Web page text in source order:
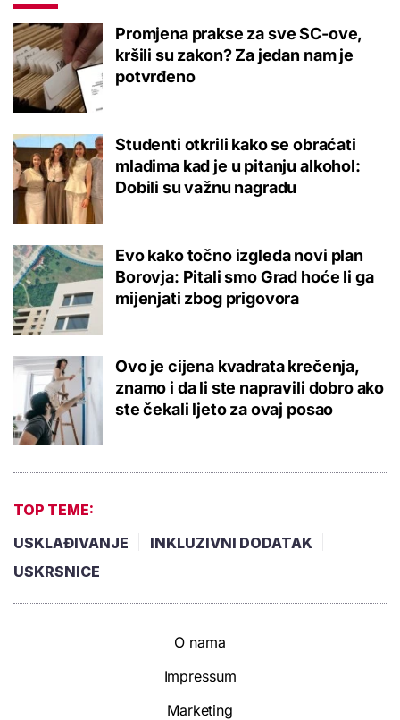
Promjena prakse za sve SC-ove,
kršili su zakon? Za jedan nam je
potvrđeno
Studenti otkrili kako se obraćati
mladima kad je u pitanju alkohol:
Dobili su važnu nagradu
Evo kako točno izgleda novi plan
Borovja: Pitali smo Grad hoće li ga
mijenjati zbog prigovora
Ovo je cijena kvadrata krečenja,
znamo i da li ste napravili dobro ako
ste čekali ljeto za ovaj posao
TOP TEME:
USKLAĐIVANJE
INKLUZIVNI DODATAK
USKRSNICE
O nama
Impressum
Marketing